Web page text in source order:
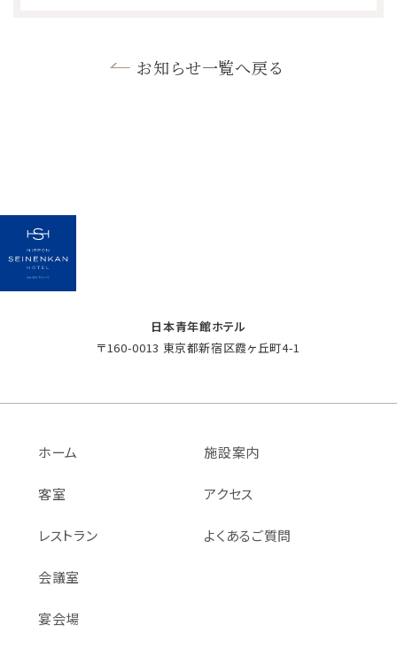
お知らせ一覧へ戻る
日本青年館ホテル
〒160-0013 東京都新宿区霞ヶ丘町4-1
ホーム
客室
レストラン
会議室
宴会場
施設案内
アクセス
よくあるご質問